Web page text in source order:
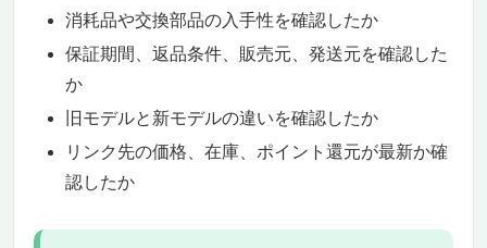
消耗品や交換部品の入手性を確認したか
保証期間、返品条件、販売元、発送元を確認した
か
旧モデルと新モデルの違いを確認したか
リンク先の価格、在庫、ポイント還元が最新か確
認したか